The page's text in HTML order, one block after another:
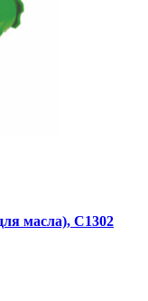
масла), С1302